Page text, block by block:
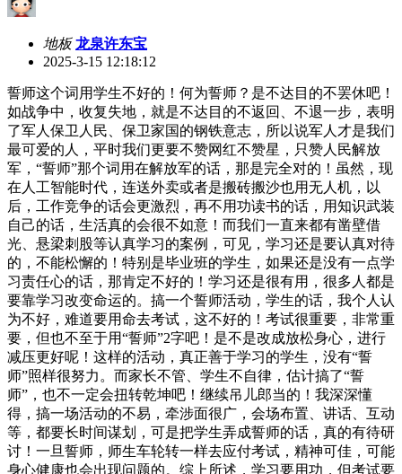
地板 龙泉许东宝
2025-3-15 12:18:12
誓师这个词用学生不好的！何为誓师？是不达目的不罢休吧！
如战争中，收复失地，就是不达目的不返回、不退一步，表明
了军人保卫人民、保卫家国的钢铁意志，所以说军人才是我们
最可爱的人，平时我们更要不赞网红不赞星，只赞人民解放
军，“誓师”那个词用在解放军的话，那是完全对的！虽然，现
在人工智能时代，连送外卖或者是搬砖搬沙也用无人机，以
后，工作竞争的话会更激烈，再不用功读书的话，用知识武装
自己的话，生活真的会很不如意！而我们一直来都有凿壁借
光、悬梁刺股等认真学习的案例，可见，学习还是要认真对待
的，不能松懈的！特别是毕业班的学生，如果还是没有一点学
习责任心的话，那肯定不好的！学习还是很有用，很多人都是
要靠学习改变命运的。搞一个誓师活动，学生的话，我个人认
为不好，难道要用命去考试，这不好的！考试很重要，非常重
要，但也不至于用“誓师”2字吧！是不是改成放松身心，进行
减压更好呢！这样的活动，真正善于学习的学生，没有“誓
师”照样很努力。而家长不管、学生不自律，估计搞了“誓
师”，也不一定会扭转乾坤吧！继续吊儿郎当的！我深深懂
得，搞一场活动的不易，牵涉面很广，会场布置、讲话、互动
等，都要长时间谋划，可是把学生弄成誓师的话，真的有待研
讨！一旦誓师，师生车轮转一样去应付考试，精神可佳，可能
身心健康也会出现问题的。综上所述，学习要用功，但考试要